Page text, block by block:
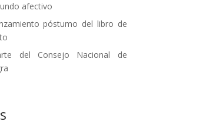
afectivo
póstumo del libro de
del Consejo Nacional de